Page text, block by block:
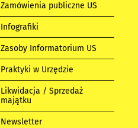
Zamówienia publiczne US
Infografiki
Zasoby Informatorium US
Praktyki w Urzędzie
Likwidacja / Sprzedaż
majątku
Newsletter